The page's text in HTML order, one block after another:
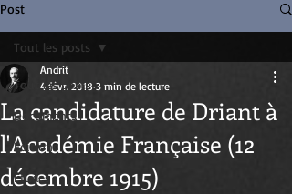
Post
Tout les posts
Documents
Editions
Etudes
Tout les posts
La candidature de Driant à
l'Académie Française (12
décembre 1915)
Andrit
4 févr. 2018 3 min de lecture